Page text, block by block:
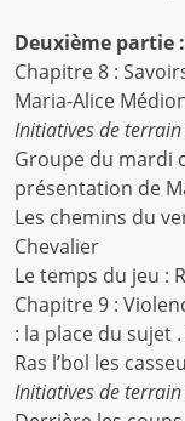
Deuxième
Chapitre 8 :
Maria-Alice
Initiatives de terrain
Groupe du mardi
présentation de
Les chemins du
Chevalier
Le temps du jeu :
Chapitre 9 :
: la place du sujet
Ras l’bol les
Initiatives de terrain